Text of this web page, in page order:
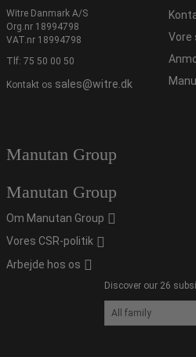
Witre Danmark A/S
Org.nr 18994798
VAT.nr 18994798
Tlf: 75 50 00 50
Kontakt os sales@witre.dk
Vore
Manutan Group
Manutan Group
Om Manutan Group
Vores CSR-politik
Arbejde hos os
Discover our 26